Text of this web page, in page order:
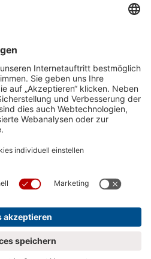
Cookie-Einstellungen
Implementierte Technologien